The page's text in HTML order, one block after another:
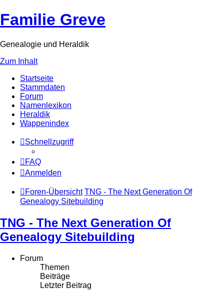
Familie Greve
Genealogie und Heraldik
Zum Inhalt
Startseite
Stammdaten
Forum
Namenlexikon
Heraldik
Wappenindex
Schnellzugriff
FAQ
Anmelden
Foren-Übersicht TNG - The Next Generation Of
Genealogy Sitebuilding
TNG - The Next Generation Of
Genealogy Sitebuilding
Forum
Themen
Beiträge
Letzter Beitrag